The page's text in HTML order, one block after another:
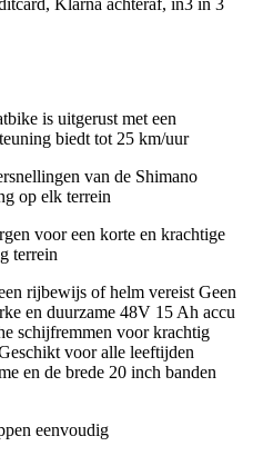
Klarna achteraf, in3 in 3
is uitgerust met een
biedt tot 25 km/uur
van de Shimano
op elk terrein
voor een korte en krachtige
terrein
rijbewijs of helm vereist Geen
en duurzame 48V 15 Ah accu
schijfremmen voor krachtig
voor alle leeftijden
en de brede 20 inch banden
eenvoudig